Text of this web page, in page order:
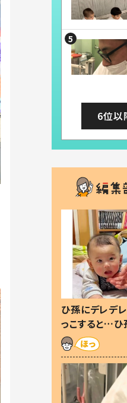
6位以
ひ孫にデレデ
っこすると…ひ
した」「可愛く